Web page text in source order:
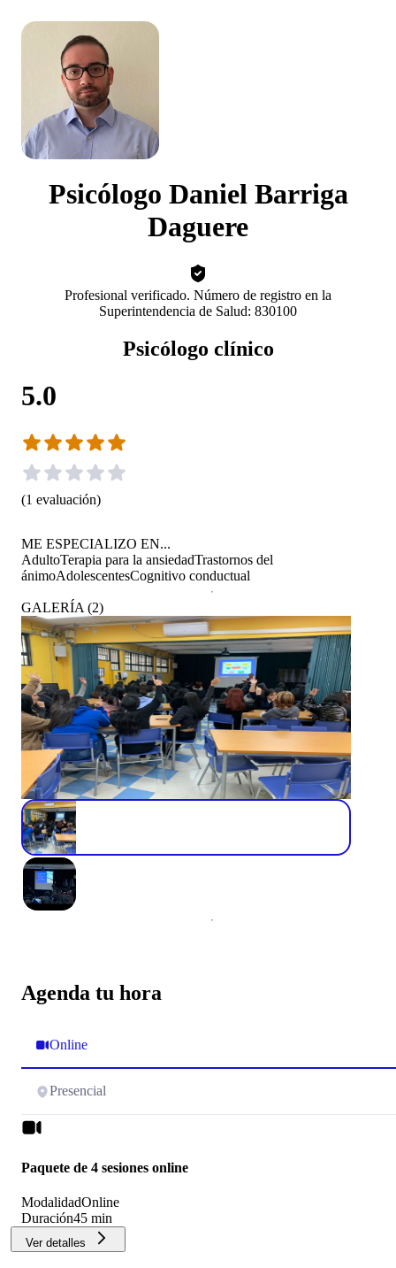
Psicólogo Daniel Barriga
Daguere
Profesional verificado. Número de registro en la
Superintendencia de Salud: 830100
Psicólogo clínico
5.0
(1 evaluación)
Agenda tu hora
Online
Presencial
Paquete de 4 sesiones online
ModalidadOnline
Duración45 min
Ver detalles
ME ESPECIALIZO EN...
AdultoTerapia para la ansiedadTrastornos del
ánimoAdolescentesCognitivo conductual
GALERÍA (2)